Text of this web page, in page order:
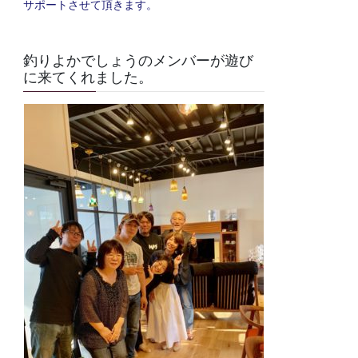
釣りよかでしょうのメンバーが遊び
に来てくれました。